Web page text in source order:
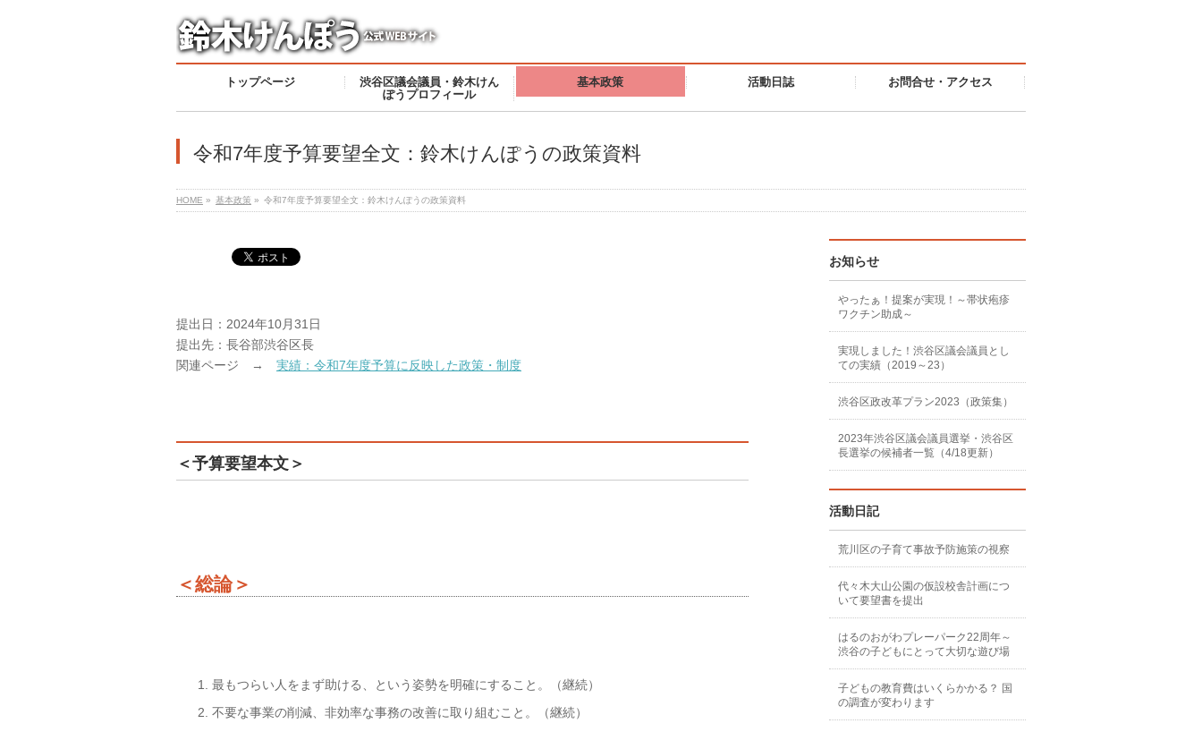
トップページ
渋谷区議会議員・鈴木けん
ぽうプロフィール
基本政策 活動日誌 お問合せ・アクセス
令和7年度予算要望全文：鈴木けんぽうの政策資料
HOME » 基本政策 » 令和7年度予算要望全文：鈴木けんぽうの政策資料
提出日：2024年10月31日
提出先：長谷部渋谷区長
関連ページ → 実績：令和7年度予算に反映した政策・制度
＜予算要望本文＞
＜総論＞
最もつらい人をまず助ける、という姿勢を明確にすること。（継続）
不要な事業の削減、非効率な事務の改善に取り組むこと。（継続）
お知らせ
やったぁ！提案が実現！～帯状疱疹
ワクチン助成～
実現しました！渋谷区議会議員とし
ての実績（2019～23）
渋谷区政改革プラン2023（政策集）
2023年渋谷区議会議員選挙・渋谷区
長選挙の候補者一覧（4/18更新）
活動日記
荒川区の子育て事故予防施策の視察
代々木大山公園の仮設校舎計画につ
いて要望書を提出
はるのおがわプレーパーク22周年～
渋谷の子どもにとって大切な遊び場
子どもの教育費はいくらかかる？ 国
の調査が変わります